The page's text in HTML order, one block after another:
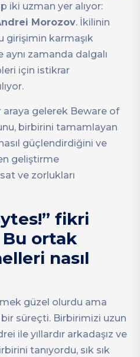
iki uzman yer alıyor:
Morozov. İkilinin
girişimin karmaşık
zamanda dalgalı
için istikrar
gelerek Beware of
birbirini tamamlayan
güçlendirdiğini ve
geliştirme
ve zorlukları
fikri
Bu ortak
nasıl
güzel olurdu ama
süreçti. Birbirimizi uzun
ile yıllardır arkadaşız ve
tanıyordu, sık sık